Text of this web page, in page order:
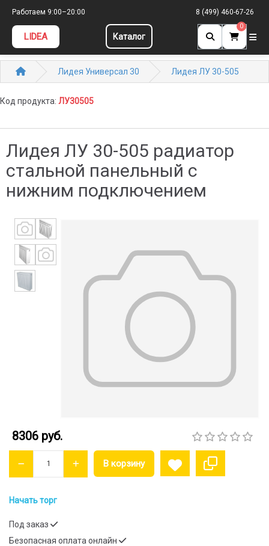
Работаем 9:00–20:00 8 (499) 460-67-26
LIDEA Каталог
0
Лидея Универсал 30 Лидея ЛУ 30-505
Код продукта: ЛУ30505
Лидея ЛУ 30-505 радиатор
стальной панельный с
нижним подключением
8306 руб.
Начать торг
Под заказ
Безопасная оплата онлайн